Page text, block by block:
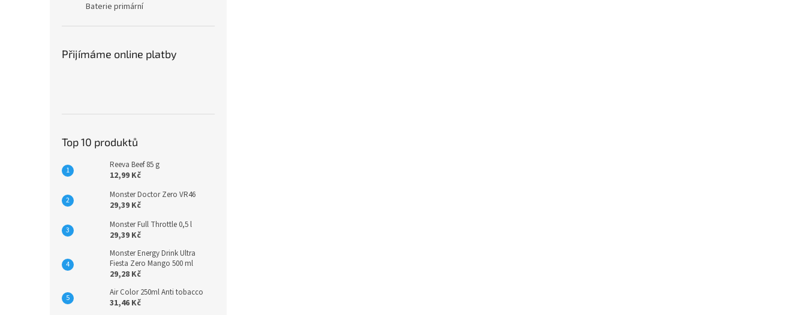
Baterie primární
Přijímáme online platby
Top 10 produktů
Reeva Beef 85 g
12,99 Kč
Monster Doctor Zero VR46
29,39 Kč
Monster Full Throttle 0,5 l
29,39 Kč
Monster Energy Drink Ultra
Fiesta Zero Mango 500 ml
29,28 Kč
Air Color 250ml Anti tobacco
31,46 Kč